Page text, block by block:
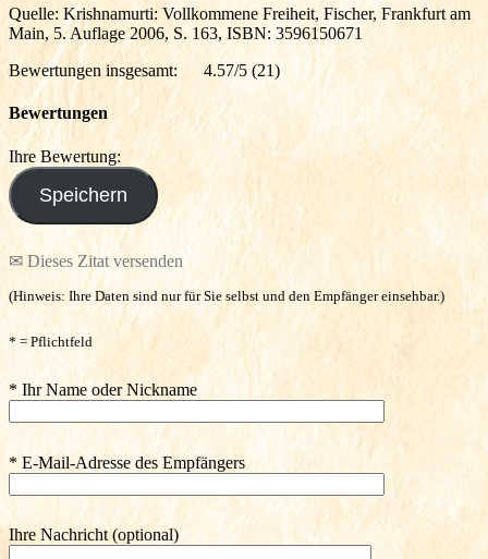
Quelle: Krishnamurti: Vollkommene Freiheit, Fischer, Frankfurt am
Main, 5. Auflage 2006, S. 163, ISBN: 3596150671
Bewertungen insgesamt:
4.57/5 (21)
Bewertungen
Ihre Bewertung:
✉ Dieses Zitat versenden
(Hinweis: Ihre Daten sind nur für Sie selbst und den Empfänger einsehbar.)
* = Pflichtfeld
* Ihr Name oder Nickname
* E-Mail-Adresse des Empfängers
Ihre Nachricht (optional)